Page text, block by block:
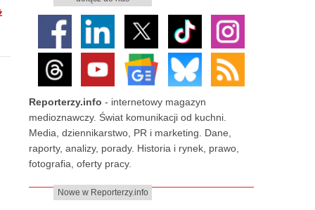
Reporterzy.info - internetowy magazyn
medioznawczy. Świat komunikacji od kuchni.
Media, dziennikarstwo, PR i marketing. Dane,
raporty, analizy, porady. Historia i rynek, prawo,
fotografia, oferty pracy.
Nowe w Reporterzy.info